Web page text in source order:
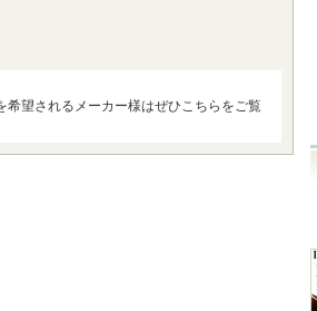
望されるメーカー様はぜひこちらをご覧